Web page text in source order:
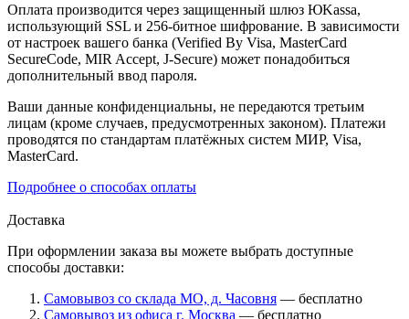
Оплата производится через защищенный шлюз ЮKassa,
использующий SSL и 256-битное шифрование. В зависимости
от настроек вашего банка (Verified By Visa, MasterCard
SecureCode, MIR Accept, J-Secure) может понадобиться
дополнительный ввод пароля.
Ваши данные конфиденциальны, не передаются третьим
лицам (кроме случаев, предусмотренных законом). Платежи
проводятся по стандартам платёжных систем МИР, Visa,
MasterCard.
Подробнее о способах оплаты
Доставка
При оформлении заказа вы можете выбрать доступные
способы доставки:
Самовывоз со склада МО, д. Часовня — бесплатно
Самовывоз из офиса г. Москва — бесплатно